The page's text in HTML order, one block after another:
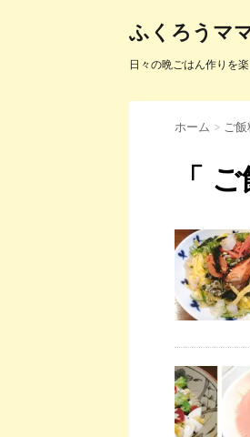
ふくろうマ
日々の晩ごはん作りを楽
ホーム > ご
「